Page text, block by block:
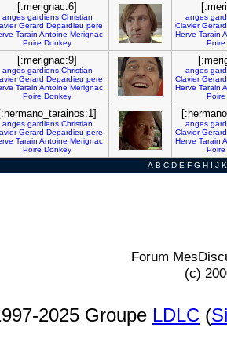
[:merignac:6]
anges gardiens Christian
Gerard Depardieu pere
Tarain Antoine Merignac
Poire Donkey
anges
Clavier Gerard
Herve Tarain
Poire
[:merignac:9]
anges gardiens Christian
Gerard Depardieu pere
Tarain Antoine Merignac
Poire Donkey
anges
Clavier Gerard
Herve Tarain
Poire
[:hermano_tarainos:1]
anges gardiens Christian
Gerard Depardieu pere
Tarain Antoine Merignac
Poire Donkey
anges
Clavier Gerard
Herve Tarain
Poire
A B C D E F G H I J K
Forum
(c)
2025 Groupe LDLC (